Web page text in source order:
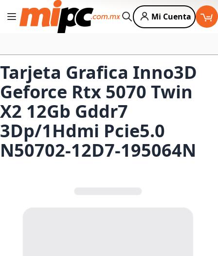
Cambiar Nav
Buscar
Mi Cuenta
Tarjeta Grafica Inno3D
Geforce Rtx 5070 Twin
X2 12Gb Gddr7
3Dp/1Hdmi Pcie5.0
N50702-12D7-195064N